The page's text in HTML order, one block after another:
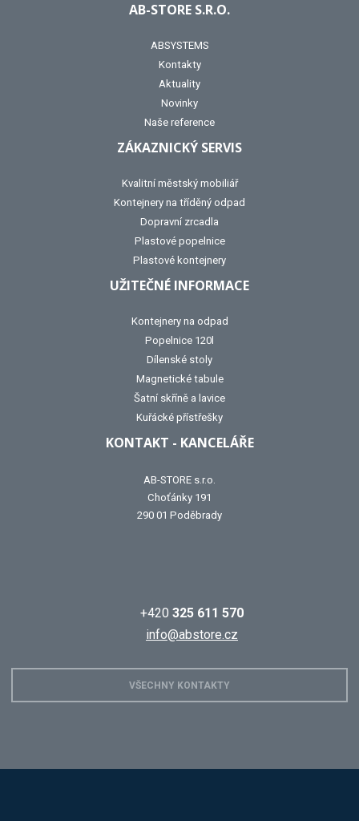
AB-STORE S.R.O.
ABSYSTEMS
Kontakty
Aktuality
Novinky
Naše reference
ZÁKAZNICKÝ SERVIS
Kvalitní městský mobiliář
Kontejnery na tříděný odpad
Dopravní zrcadla
Plastové popelnice
Plastové kontejnery
UŽITEČNÉ INFORMACE
Kontejnery na odpad
Popelnice 120l
Dílenské stoly
Magnetické tabule
Šatní skříně a lavice
Kuřácké přístřešky
KONTAKT - KANCELÁŘE
AB-STORE s.r.o.
Choťánky 191
290 01 Poděbrady
+420 325 611 570
info@abstore.cz
VŠECHNY KONTAKTY